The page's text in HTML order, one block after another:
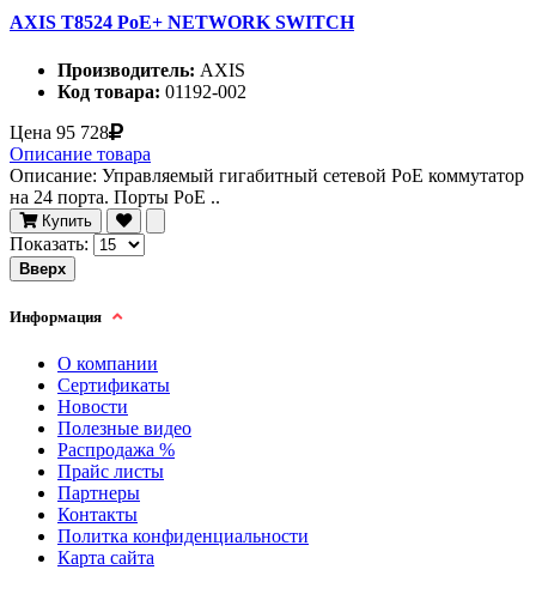
AXIS T8524 PoE+ NETWORK SWITCH
Производитель: AXIS
Код товара: 01192-002
Цена 95 728
Описание товара
Описание: Управляемый гигабитный сетевой PoE коммутатор
на 24 порта. Порты PoE ..
Купить
Показать:
Вверх
Информация
О компании
Сертификаты
Новости
Полезные видео
Распродажа %
Прайс листы
Партнеры
Контакты
Политка конфиденциальности
Карта сайта